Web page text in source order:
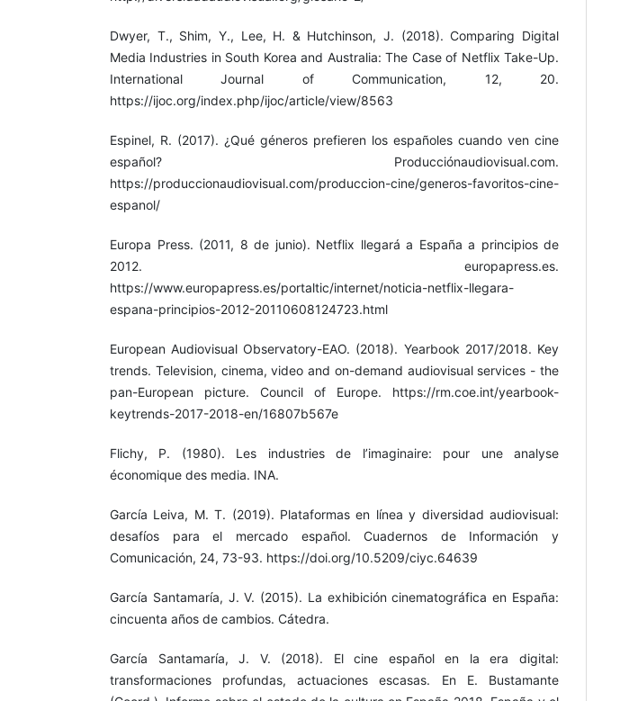
Dwyer, T., Shim, Y., Lee, H. & Hutchinson, J. (2018). Comparing Digital
Media Industries in South Korea and Australia: The Case of Netflix Take-Up.
International Journal of Communication, 12, 20.
https://ijoc.org/index.php/ijoc/article/view/8563
Espinel, R. (2017). ¿Qué géneros prefieren los españoles cuando ven cine
español? Producciónaudiovisual.com.
https://produccionaudiovisual.com/produccion-cine/generos-favoritos-cine-
espanol/
Europa Press. (2011, 8 de junio). Netflix llegará a España a principios de
2012. europapress.es.
https://www.europapress.es/portaltic/internet/noticia-netflix-llegara-
espana-principios-2012-20110608124723.html
European Audiovisual Observatory-EAO. (2018). Yearbook 2017/2018. Key
trends. Television, cinema, video and on-demand audiovisual services - the
pan-European picture. Council of Europe. https://rm.coe.int/yearbook-
keytrends-2017-2018-en/16807b567e
Flichy, P. (1980). Les industries de l’imaginaire: pour une analyse
économique des media. INA.
García Leiva, M. T. (2019). Plataformas en línea y diversidad audiovisual:
desafíos para el mercado español. Cuadernos de Información y
Comunicación, 24, 73-93. https://doi.org/10.5209/ciyc.64639
García Santamaría, J. V. (2015). La exhibición cinematográfica en España:
cincuenta años de cambios. Cátedra.
García Santamaría, J. V. (2018). El cine español en la era digital:
transformaciones profundas, actuaciones escasas. En E. Bustamante